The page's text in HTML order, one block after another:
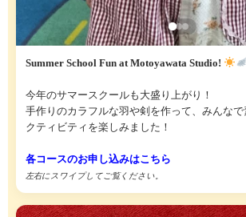
Summer School Fun at Motoyawata Studio!
今年のサマースクールも大盛り上がり！
手作りのカラフルな羽や剣を作って、みんな
クティビティを楽しみました！
各コースのお申し込みはこちら
左右にスワイプしてご覧ください。